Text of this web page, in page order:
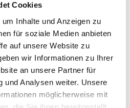
Cookies
Inhalte und Anzeigen zu
für soziale Medien anbieten
auf unsere Website zu
wir Informationen zu Ihrer
an unsere Partner für
und Analysen weiter. Unsere
möglicherweise mit
zu integrieren, um
und
Erfolgsfaktor im